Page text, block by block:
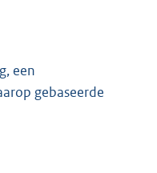
een
gebaseerde